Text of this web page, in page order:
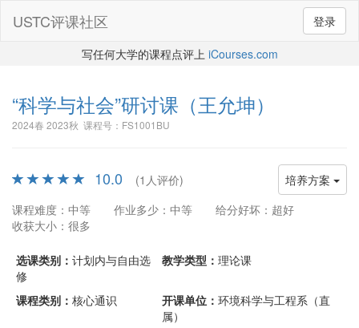
登录
USTC评课社区
写任何大学的课程点评上 iCourses.com
“科学与社会”研讨课 （王允坤）
2024春 2023秋 课程号：FS1001BU
培养方案
10.0
(1人评价)
课程难度：中等
作业多少：中等
给分好坏：超好
收获大小：很多
选课类别： 计划内与自由选
修
教学类型： 理论课
课程类别： 核心通识 开课单位： 环境科学与工程系（直
属）